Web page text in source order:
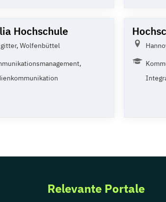
Hochschule
Wolfenbüttel
Relevante Portale